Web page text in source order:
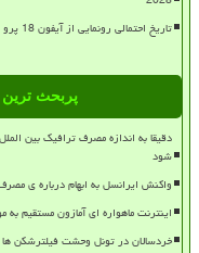
تاریخ احتمالی رونمایی از آیفون 18 پرو و اولترا برملا شد
پربحث ترین
دقیقا به اندازه مصرف ترافیک بین
شود
واکنش ایرانسل به ابهام درباره ی
اینترنت ماهواره ای آمازون مستقیم
خردسالان در تونل وحشت فیلترشکن ها